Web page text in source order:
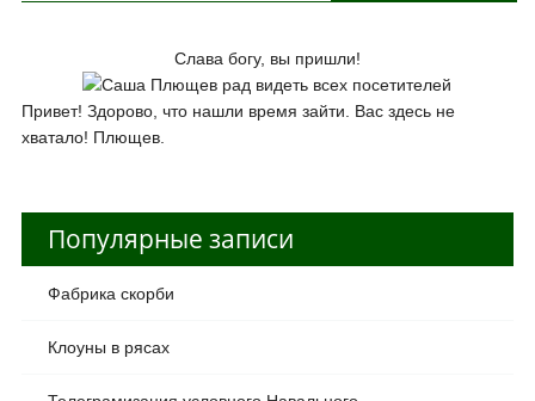
Слава богу, вы пришли!
Привет! Здорово, что нашли время зайти. Вас здесь не
хватало! Плющев.
Популярные записи
Фабрика скорби
Клоуны в рясах